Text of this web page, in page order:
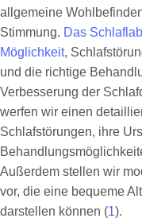
allgemeine
Stimmung. Das
Möglichkeit,
und die richtige
Verbesserung der
werfen wir einen
Schlafstörungen, ihre
Außerdem stellen wir
vor, die eine bequeme
darstellen können (1).